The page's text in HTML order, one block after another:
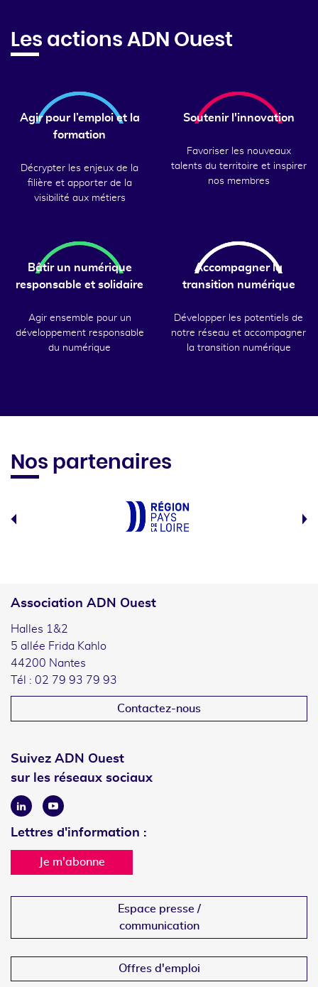
Les actions ADN Ouest
Agir pour l’emploi et la
formation
Décrypter les enjeux de la
filière et apporter de la
visibilité aux métiers
Soutenir l'innovation
Favoriser les nouveaux
talents du territoire et inspirer
nos membres
Bâtir un numérique
responsable et solidaire
Agir ensemble pour un
développement responsable
du numérique
Accompagner la
transition numérique
Développer les potentiels de
notre réseau et accompagner
la transition numérique
Nos partenaires
Association ADN Ouest
Halles 1&2
5 allée Frida Kahlo
44200 Nantes
Tél : 02 79 93 79 93
Contactez-nous
Suivez ADN Ouest
sur les réseaux sociaux
LinkedinYoutube
Lettres d'information :
Je m'abonne
Espace presse /
communication
Offres d'emploi